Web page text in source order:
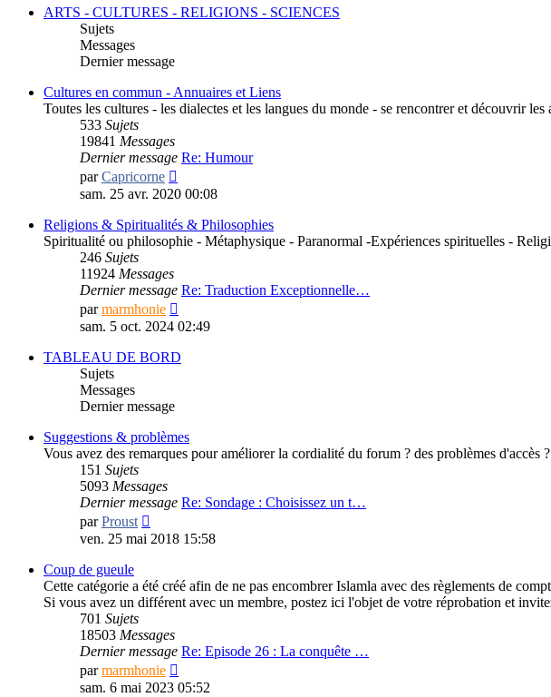
message
ARTS - CULTURES - RELIGIONS - SCIENCES
Sujets
Messages
Dernier message
Cultures en commun - Annuaires et Liens
Toutes les cultures - les dialectes et les langues du monde - se rencontrer et découvrir
533 Sujets
19841 Messages
Dernier message Re: Humour
parCapricorne
le
message
sam. 25 avr. 2020 00:08
Religions & Spiritualités & Philosophies
Spiritualité ou philosophie - Métaphysique - Paranormal -Expériences spirituelles -
246 Sujets
11924 Messages
Dernier message Re: Traduction Exceptionnelle…
parmarmhonie
le
message
sam. 5 oct. 2024 02:49
TABLEAU DE BORD
Sujets
Messages
Dernier message
Suggestions & problèmes
Vous avez des remarques pour améliorer la cordialité du forum ? des problèmes d'accès
151 Sujets
5093 Messages
Dernier message Re: Sondage : Choisissez un t…
parProust
le
ven. 25 mai 2018 15:58
Coup de gueule
Cette catégorie a été créé afin de ne pas encombrer Islamla avec des règlements de
Si vous avez un différent avec un membre, postez ici l'objet de votre réprobation et
701 Sujets
18503 Messages
Dernier message Re: Episode 26 : La conquête …
parmarmhonie
le
sam. 6 mai 2023 05:52